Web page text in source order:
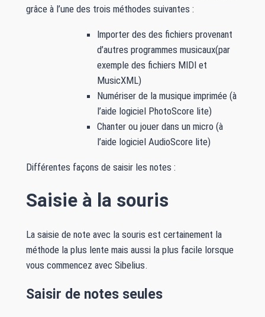
grâce à l’une des trois méthodes suivantes :
Importer des des fichiers provenant
d’autres programmes musicaux(par
exemple des fichiers MIDI et
MusicXML)
Numériser de la musique imprimée (à
l’aide logiciel PhotoScore lite)
Chanter ou jouer dans un micro (à
l’aide logiciel AudioScore lite)
Différentes façons de saisir les notes :
Saisie à la souris
La saisie de note avec la souris est certainement la
méthode la plus lente mais aussi la plus facile lorsque
vous commencez avec Sibelius.
Saisir de notes seules